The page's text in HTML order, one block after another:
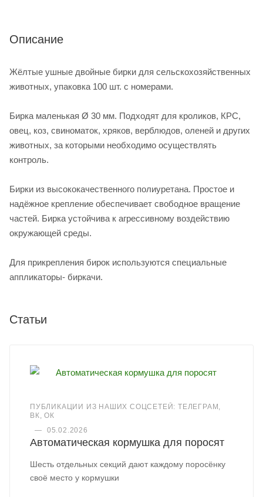
Описание
Жёлтые ушные двойные бирки для сельскохозяйственных
животных, упаковка 100 шт. с номерами.
Бирка маленькая Ø 30 мм. Подходят для кроликов, КРС,
овец, коз, свиноматок, хряков, верблюдов, оленей и других
животных, за которыми необходимо осуществлять
контроль.
Бирки из высококачественного полиуретана. Простое и
надёжное крепление обеспечивает свободное вращение
частей. Бирка устойчива к агрессивному воздействию
окружающей среды.
Для прикрепления бирок используются специальные
аппликаторы- биркачи.
Статьи
ПУБЛИКАЦИИ ИЗ НАШИХ СОЦСЕТЕЙ: ТЕЛЕГРАМ,
ВК, ОК
—
05.02.2026
Автоматическая кормушка для поросят
Шесть отдельных секций дают каждому поросёнку
своё место у кормушки